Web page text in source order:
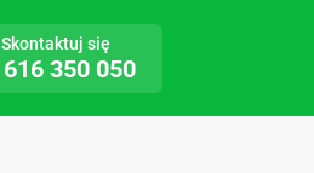
Skontaktuj się
616 350 050